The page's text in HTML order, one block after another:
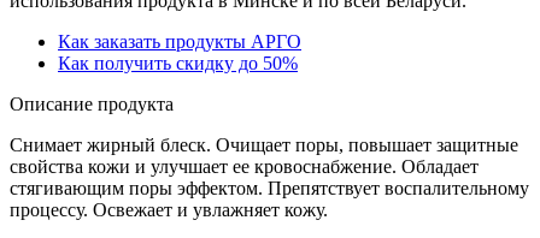
Как заказать продукты АРГО
Как получить скидку до 50%
Описание продукта
Снимает жирный блеск. Очищает поры, повышает защитные
свойства кожи и улучшает ее кровоснабжение. Обладает
стягивающим поры эффектом. Препятствует воспалительному
процессу. Освежает и увлажняет кожу.